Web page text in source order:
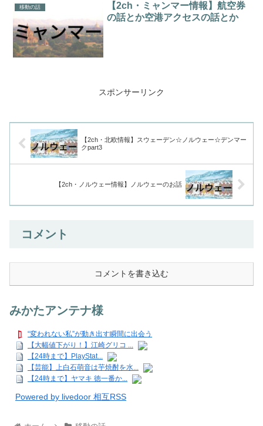
移動の話
【2ch・ミャンマー情報】航空券
の話とか空港アクセスの話とか
スポンサーリンク
【2ch・北欧情報】スウェーデン☆ノルウェー☆デンマー
クpart3
【2ch・ノルウェー情報】ノルウェーのお話
コメント
コメントを書き込む
みかたアンテナ様
“変われない私”が動き出す瞬間に出会う
【大幅値下がり！】江崎グリコ ...
【24時まで】PlayStat...
【芸能】上白石萌音は芋焼酎を水...
【24時まで】ヤマキ 徳一番か...
Powered by livedoor 相互RSS